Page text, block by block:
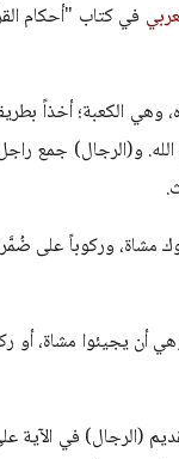
في كتاب "أحكام
وهي الكعبة؛ أخذاً
الله. و(الرجال) جمع
وركوباً على ضُمَّر
أن يجيئوا مشاة، أو
(الرجال) في الآية